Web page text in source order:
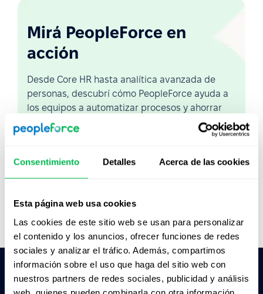
Consentimiento Detalles Acerca de las cookies
Esta página web usa cookies
Las cookies de este sitio web se usan para personalizar
el contenido y los anuncios, ofrecer funciones de redes
sociales y analizar el tráfico. Además, compartimos
información sobre el uso que haga del sitio web con
nuestros partners de redes sociales, publicidad y análisis
Mirá PeopleForce en
acción
Desde Core HR hasta analítica avanzada de
personas, descubrí cómo PeopleForce ayuda a
los equipos a automatizar procesos y ahorrar
hasta 80 horas al mes.
Ver demo en vivo
Pedile a la IA un resumen de PeopleForce: